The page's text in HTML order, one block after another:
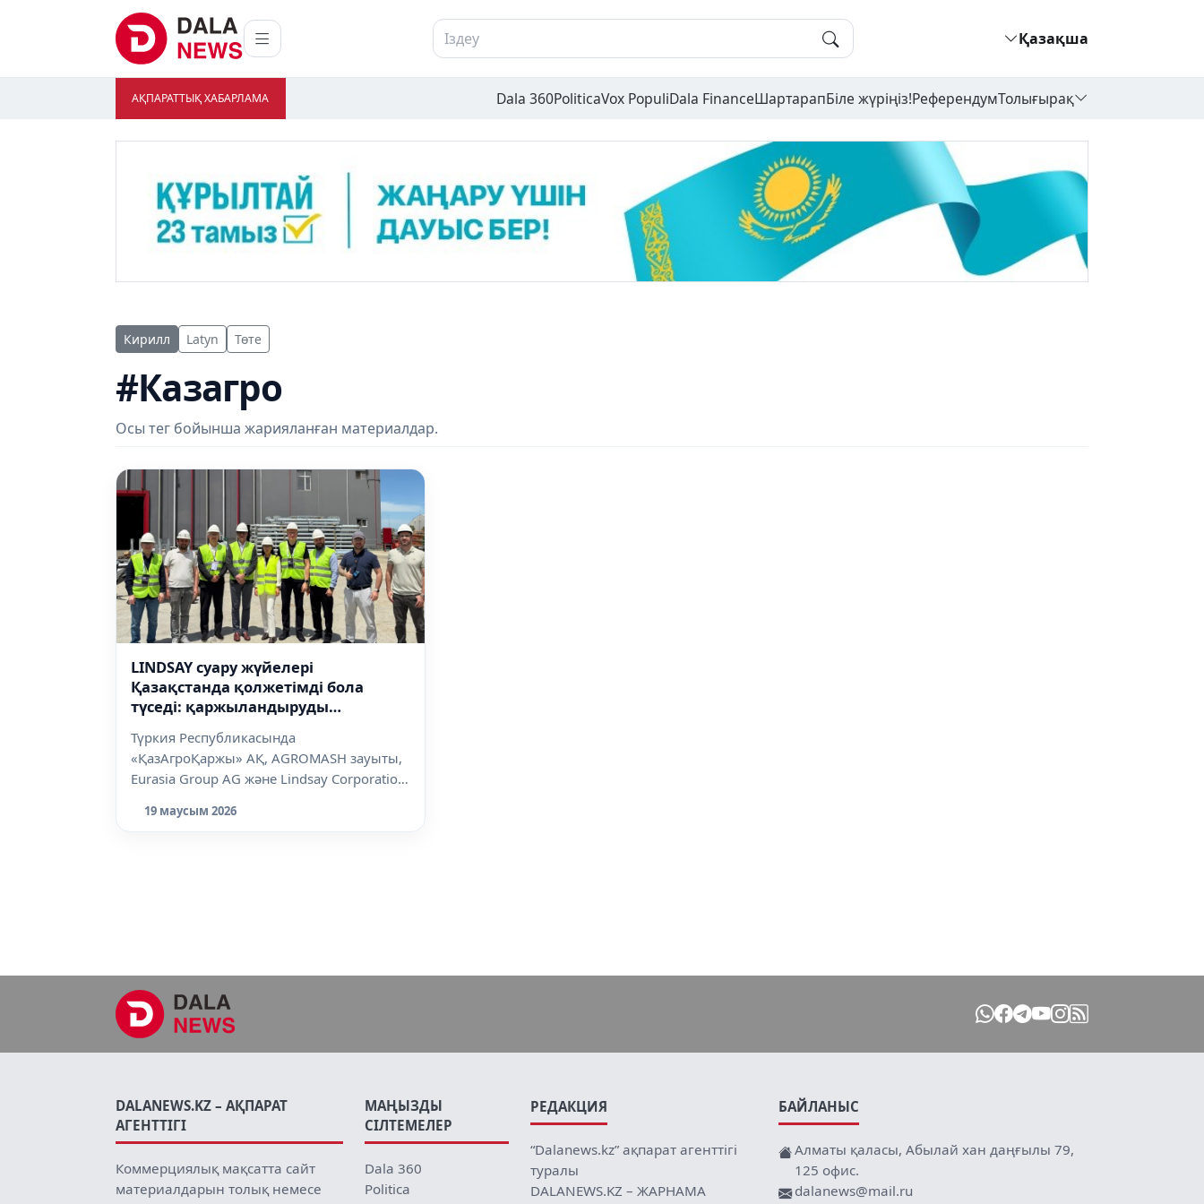
Қазақша
АҚПАРАТТЫҚ ХАБАРЛАМА Dala 360PoliticaVox PopuliDala FinanceШартарапБіле жүріңіз!РеферендумТолығырақ
Кирилл Latyn Төте
#Казагро
Осы тег бойынша жарияланған материалдар.
LINDSAY суару жүйелері
Қазақстанда қолжетімді бола
түседі: қаржыландыруды
Түркия Республикасында
«ҚазАгроҚаржы» АҚ, AGROMASH зауыты,
Eurasia Group AG және Lindsay Corporation
19 маусым 2026
DALANEWS.KZ – АҚПАРАТ
АГЕНТТІГІ
Коммерциялық мақсатта сайт
материалдарын толық немесе
МАҢЫЗДЫ
СІЛТЕМЕЛЕР
Dala 360
Politica
РЕДАКЦИЯ
“Dalanews.kz” ақпарат агенттігі
туралы
DALANEWS.KZ – ЖАРНАМА
БАЙЛАНЫС
Алматы қаласы, Абылай хан даңғылы 79,
125 офис.
dalanews@mail.ru